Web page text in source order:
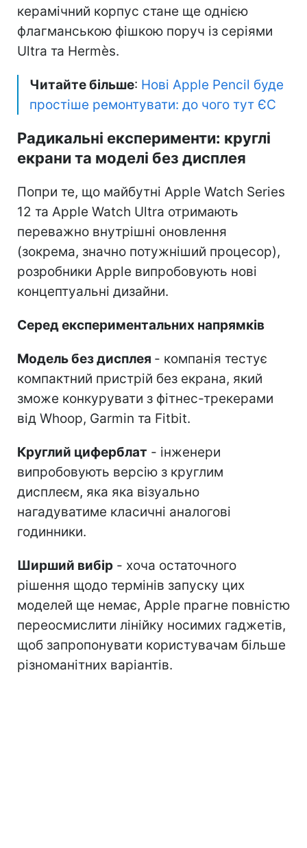
керамічний корпус стане ще однією
флагманською фішкою поруч із серіями
Ultra та Hermès.
Читайте більше: Нові Apple Pencil буде
простіше ремонтувати: до чого тут ЄС
Радикальні експерименти: круглі
екрани та моделі без дисплея
Попри те, що майбутні Apple Watch Series
12 та Apple Watch Ultra отримають
переважно внутрішні оновлення
(зокрема, значно потужніший процесор),
розробники Apple випробовують нові
концептуальні дизайни.
Серед експериментальних напрямків
Модель без дисплея - компанія тестує
компактний пристрій без екрана, який
зможе конкурувати з фітнес-трекерами
від Whoop, Garmin та Fitbit.
Круглий циферблат - інженери
випробовують версію з круглим
дисплеєм, яка яка візуально
нагадуватиме класичні аналогові
годинники.
Ширший вибір - хоча остаточного
рішення щодо термінів запуску цих
моделей ще немає, Apple прагне повністю
переосмислити лінійку носимих гаджетів,
щоб запропонувати користувачам більше
різноманітних варіантів.